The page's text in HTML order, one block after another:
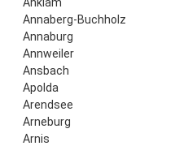
Annaberg-Buchholz
Annaburg
Annweiler
Ansbach
Apolda
Arendsee
Arneburg
Arnis